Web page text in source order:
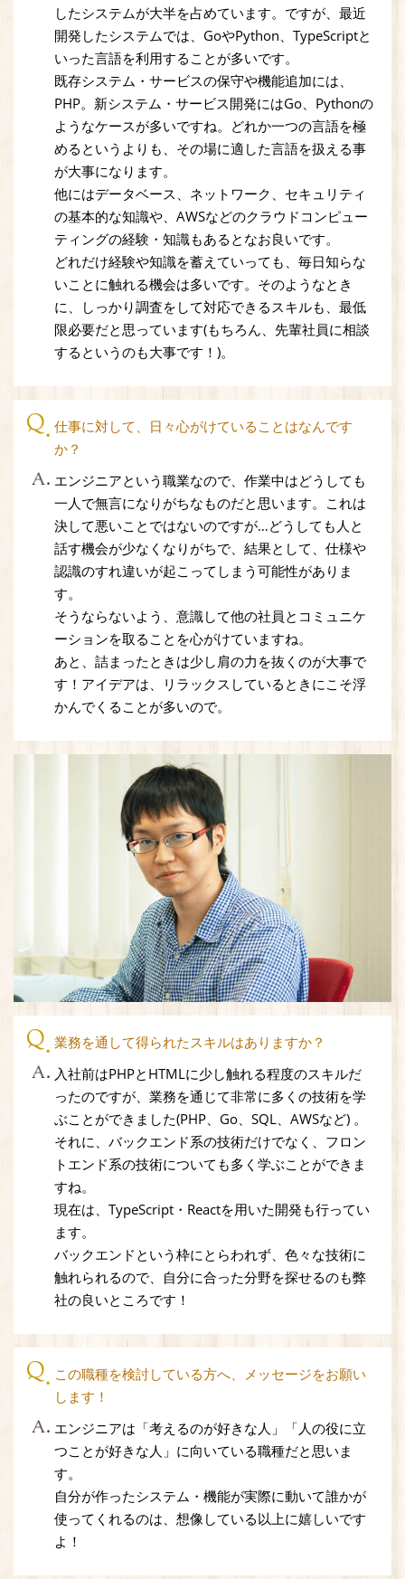
したシステムが大半を占めています。ですが、最近
開発したシステムでは、GoやPython、TypeScriptと
いった言語を利用することが多いです。
既存システム・サービスの保守や機能追加には、
PHP。新システム・サービス開発にはGo、Pythonの
ようなケースが多いですね。どれか一つの言語を極
めるというよりも、その場に適した言語を扱える事
が大事になります。
他にはデータベース、ネットワーク、セキュリティ
の基本的な知識や、AWSなどのクラウドコンピュー
ティングの経験・知識もあるとなお良いです。
どれだけ経験や知識を蓄えていっても、毎日知らな
いことに触れる機会は多いです。そのようなとき
に、しっかり調査をして対応できるスキルも、最低
限必要だと思っています(もちろん、先輩社員に相談
するというのも大事です！)。
仕事に対して、日々心がけていることはなんです
か？
エンジニアという職業なので、作業中はどうしても
一人で無言になりがちなものだと思います。これは
決して悪いことではないのですが…どうしても人と
話す機会が少なくなりがちで、結果として、仕様や
認識のすれ違いが起こってしまう可能性がありま
す。
そうならないよう、意識して他の社員とコミュニケ
ーションを取ることを心がけていますね。
あと、詰まったときは少し肩の力を抜くのが大事で
す！アイデアは、リラックスしているときにこそ浮
かんでくることが多いので。
業務を通して得られたスキルはありますか？
入社前はPHPとHTMLに少し触れる程度のスキルだ
ったのですが、業務を通じて非常に多くの技術を学
ぶことができました(PHP、Go、SQL、AWSなど) 。
それに、バックエンド系の技術だけでなく、フロン
トエンド系の技術についても多く学ぶことができま
すね。
現在は、TypeScript・Reactを用いた開発も行ってい
ます。
バックエンドという枠にとらわれず、色々な技術に
触れられるので、自分に合った分野を探せるのも弊
社の良いところです！
この職種を検討している方へ、メッセージをお願い
します！
エンジニアは「考えるのが好きな人」「人の役に立
つことが好きな人」に向いている職種だと思いま
す。
自分が作ったシステム・機能が実際に動いて誰かが
使ってくれるのは、想像している以上に嬉しいです
よ！